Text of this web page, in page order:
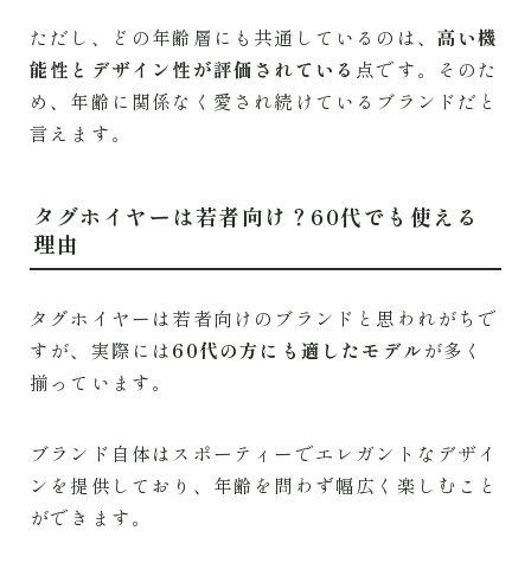
ただし、どの年齢層にも共通しているのは、 高い機
能性とデザイン性が評価されている 点です。そのた
め、年齢に関係なく愛され続けているブランドだと
言えます。
タグホイヤーは若者向け？60代でも使える
理由
タグホイヤーは若者向けのブランドと思われがちで
すが、実際には60代の方にも適したモデルが多く
揃っています。
ブランド自体はスポーティーでエレガントなデザイ
ンを提供しており、年齢を問わず幅広く楽しむこと
ができます。